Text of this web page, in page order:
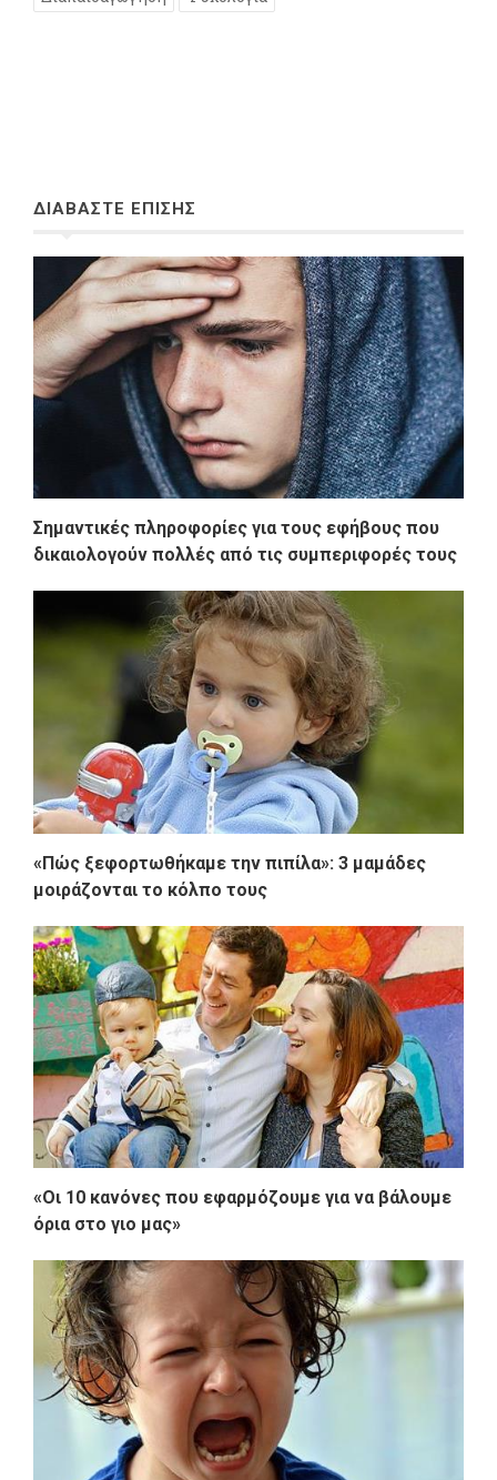
ΔΙΑΒΑΣΤΕ ΕΠΙΣΗΣ
Σημαντικές πληροφορίες για τους εφήβους που
δικαιολογούν πολλές από τις συμπεριφορές τους
«Πώς ξεφορτωθήκαμε την πιπίλα»: 3 μαμάδες
μοιράζονται το κόλπο τους
«Οι 10 κανόνες που εφαρμόζουμε για να βάλουμε
όρια στο γιο μας»